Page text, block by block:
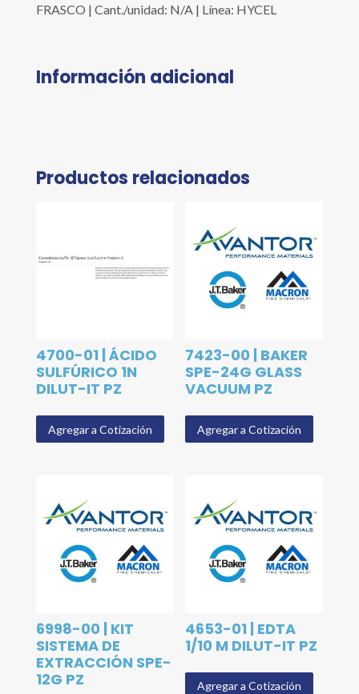
FRASCO | Cant./unidad: N/A | Línea: HYCEL
Información adicional
Productos relacionados
4700-01 | ÁCIDO
SULFÚRICO 1N
DILUT-IT PZ
Agregar a Cotización
7423-00 | BAKER
SPE-24G GLASS
VACUUM PZ
Agregar a Cotización
6998-00 | KIT
SISTEMA DE
EXTRACCIÓN SPE-
12G PZ
4653-01 | EDTA
1/10 M DILUT-IT PZ
Agregar a Cotización